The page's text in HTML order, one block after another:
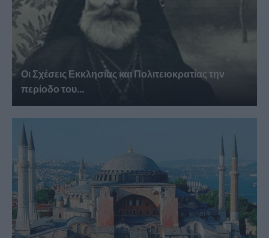
Οι Σχέσεις Εκκλησίας και Πολιτειοκρατίας την
περίοδο του...